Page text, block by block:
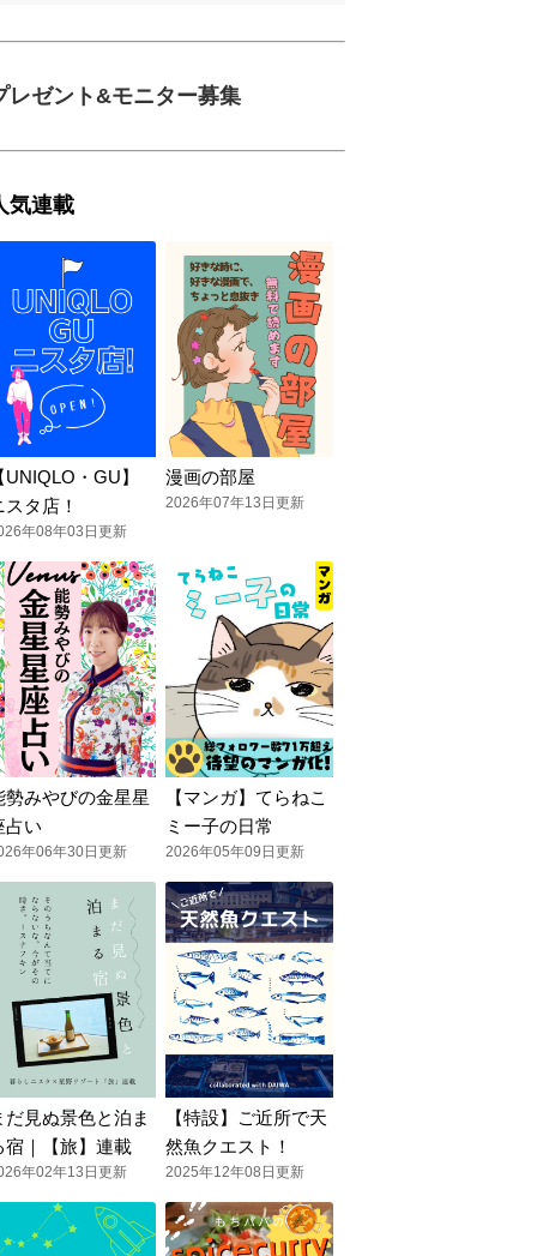
レゼント&モニター募集
気連載
UNIQLO・GU】
スタ店！
年08年03日更新
漫画の部屋
2026年07年13日更新
勢みやびの金星星
占い
年06年30日更新
【マンガ】てらねこ
ミー子の日常
2026年05年09日更新
だ見ぬ景色と泊ま
宿｜【旅】連載
年02年13日更新
【特設】ご近所で天
然魚クエスト！
2025年12年08日更新